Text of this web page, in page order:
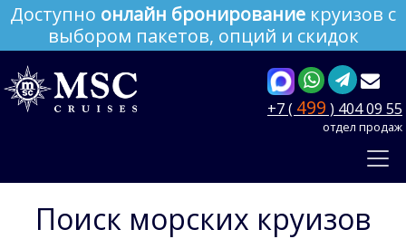
Доступно онлайн бронирование круизов с
выбором пакетов, опций и скидок
+7 ( 499 ) 404 09 55
отдел продаж
Поиск морских круизов